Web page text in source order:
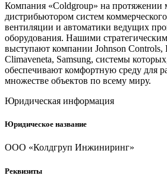
Компания «Coldgroup» на протяжении
дистрибьютором систем
вентиляции и автоматики ведущих
оборудования. Нашими
выступают компании Johnson
Climaveneta, Samsung, системы
обеспечивают комфортную среду для
множестве объектов по всему миру.
Юридическая информация
Юридическое название
ООО «Колдгруп Инжиниринг»
Реквизиты